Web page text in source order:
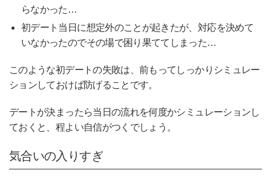
らなかった…
初デート当日に想定外のことが起きたが、対応を決めて
いなかったのでその場で困り果ててしまった…
このような初デートの失敗は、前もってしっかりシミュレー
ションしておけば防げることです。
デートが決まったら当日の流れを何度かシミュレーションし
ておくと、程よい自信がつくでしょう。
気合いの入りすぎ